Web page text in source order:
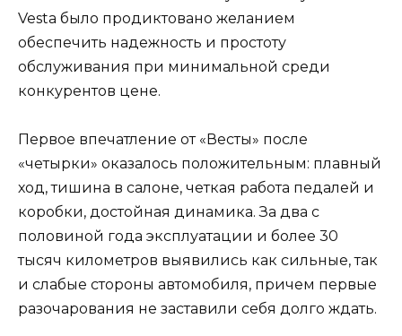
Vesta было продиктовано желанием
обеспечить надежность и простоту
обслуживания при минимальной среди
конкурентов цене.
Первое впечатление от «Весты» после
«четырки» оказалось положительным: плавный
ход, тишина в салоне, четкая работа педалей и
коробки, достойная динамика. За два с
половиной года эксплуатации и более 30
тысяч километров выявились как сильные, так
и слабые стороны автомобиля, причем первые
разочарования не заставили себя долго ждать.